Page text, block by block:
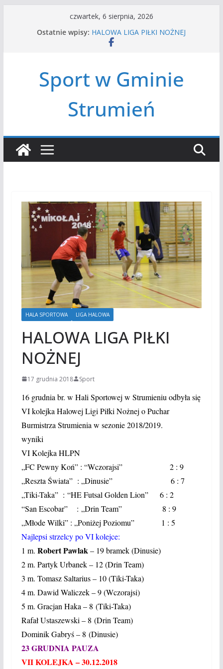
czwartek, 6 sierpnia, 2026
Ostatnie wpisy: HALOWA LIGA PIŁKI NOŻNEJ
LATO W MIEŚCIE’2026
Czwórbój lekkoatletyczny
Sport w Gminie
Strumień
HALA SPORTOWA LIGA HALOWA
HALOWA LIGA PIŁKI
NOŻNEJ
17 grudnia 2018 Sport
16 grudnia br. w Hali Sportowej w Strumieniu odbyła się
VI kolejka Halowej Ligi Piłki Nożnej o Puchar
Burmistrza Strumienia w sezonie 2018/2019.
wyniki
VI Kolejka HLPN
„FC Pewny Koń” : “Wczorajsi” 2 : 9
„Reszta Świata” : „Dinusie” 6 : 7
„Tiki-Taka” : “HE Futsal Golden Lion” 6 : 2
“San Escobar” : „Drin Team” 8 : 9
„Młode Wilki” : „Poniżej Poziomu” 1 : 5
Najlepsi strzelcy po VI kolejce:
1 m. Robert Pawlak – 19 bramek (Dinusie)
2 m. Partyk Urbanek – 12 (Drin Team)
3 m. Tomasz Saltarius – 10 (Tiki-Taka)
4 m. Dawid Waliczek – 9 (Wczorajsi)
5 m. Gracjan Haka – 8 (Tiki-Taka)
Rafał Ustaszewski – 8 (Drin Team)
Dominik Gabryś – 8 (Dinusie)
23 GRUDNIA PAUZA
VII KOLEJKA – 30.12.2018